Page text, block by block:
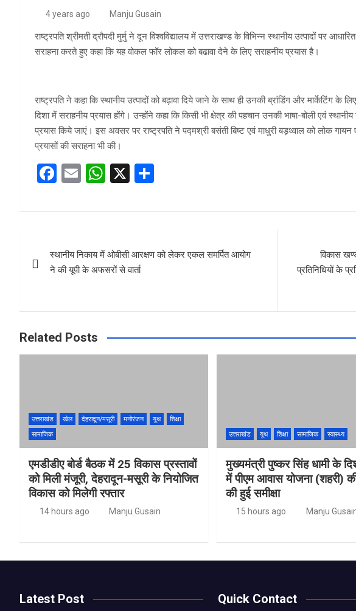
4 years ago Manju Gusain
राष्ट्रपति श्रीमती द्रौपदी मुर्मु ने दून विश्वविद्यालय में उत्तराखण्ड के विभिन्न स्थानीय उत्पादों पर
सराहना करते हुए कहा कि यह वोकल फॉर लोकल को बढावा देने के लिए सराहनीय प्रयास है।
राष्ट्रपति ने कहा कि स्थानीय उत्पादों को बढ़ावा दिये जाने के साथ ही उनकी ब्रांडिंग और मार्केटिंग के
दिशा में सराहनीय प्रयास होंगे। उन्होंने कहा कि किसी भी क्षेत्र की पहचान उनकी भाषा-बोली एवं
प्रयास किये जाएं। इस अवसर पर राष्ट्रपति ने पद्मश्री बसंती बिष्ट एवं माधुरी बड़थ्वाल को लोक
प्रयासों की सराहना भी की।
F
ce
o
o
E
ail
W
at
A
p
X
ar
navigation
स्थानीय निकाय में ओबीसी आरक्षण को लेकर एकल समर्पित आयोग
ने की यूपी के अफसरों से वार्ता
विकास
प्रतिनिधियों के
Related Posts
उत्तराखंड खेल देहरादून/मसूरी मनोरंजन यूथ
शिक्षा
सामाजिक
एमडीडीए बोर्ड बैठक में 25 विकास प्रस्तावों
को मिली मंजूरी, देहरादून-मसूरी के नियोजित
विकास को मिलेगी रफ्तार
14 hours ago Manju Gusain
उत्तराखंड यूथ शिक्षा सामाजिक स्वास्थ्य
मुख्यमंत्री पुष्कर सिंह धामी के
में पीएम आवास योजना (शहरी)
की हुई समीक्षा
15 hours ago Manju
Latest Post Quick Contact